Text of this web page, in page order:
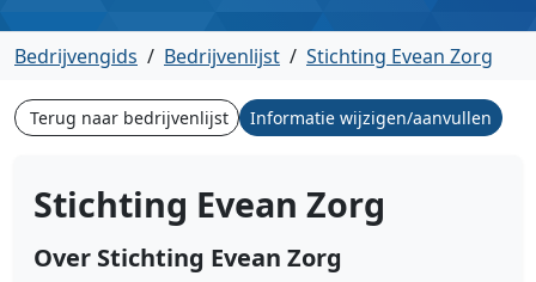
Bedrijvengids / Bedrijvenlijst / Stichting Evean Zorg
Terug naar bedrijvenlijst Informatie wijzigen/aanvullen
Stichting Evean Zorg
Over Stichting Evean Zorg